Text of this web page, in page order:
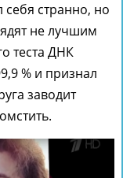
странно, но
не лучшим
теста ДНК
% и признал
заводит